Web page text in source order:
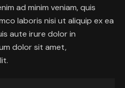
ad minim veniam, quis
laboris nisi ut aliquip ex ea
aute irure dolor in
dolor sit amet,